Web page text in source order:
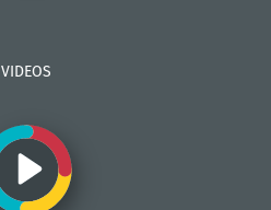
VIDEOS